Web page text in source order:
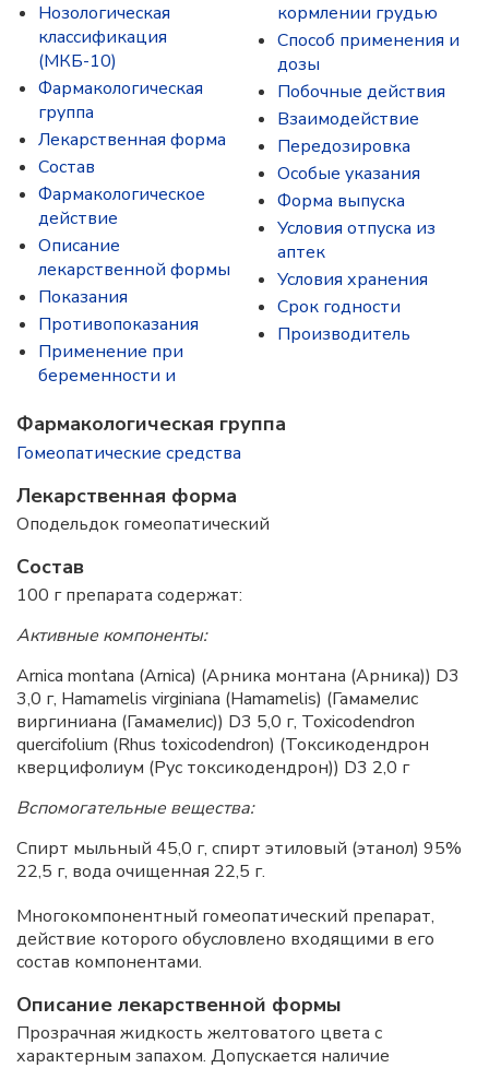
Нозологическая
классификация
(МКБ-10)
Фармакологическая
группа
Лекарственная форма
Состав
Фармакологическое
действие
Описание
лекарственной формы
Показания
Противопоказания
Применение при
беременности и
кормлении грудью
Способ применения и
дозы
Побочные действия
Взаимодействие
Передозировка
Особые указания
Форма выпуска
Условия отпуска из
аптек
Условия хранения
Срок годности
Производитель
Фармакологическая группа
Гомеопатические средства
Лекарственная форма
Оподельдок гомеопатический
Состав
100 г препарата содержат:
Активные компоненты:
Arnica montana (Arnica) (Арника монтана (Арника)) D3
3,0 г, Hamamelis virginiana (Hamamelis) (Гамамелис
виргиниана (Гамамелис)) D3 5,0 г, Toxicodendron
quercifolium (Rhus toxicodendron) (Токсикодендрон
кверцифолиум (Рус токсикодендрон)) D3 2,0 г
Вспомогательные вещества:
Спирт мыльный 45,0 г, спирт этиловый (этанол) 95%
22,5 г, вода очищенная 22,5 г.
Многокомпонентный гомеопатический препарат,
действие которого обусловлено входящими в его
состав компонентами.
Описание лекарственной формы
Прозрачная жидкость желтоватого цвета с
характерным запахом. Допускается наличие